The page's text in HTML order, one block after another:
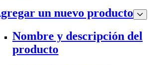
un nuevo producto
Nombre y descripción del
producto